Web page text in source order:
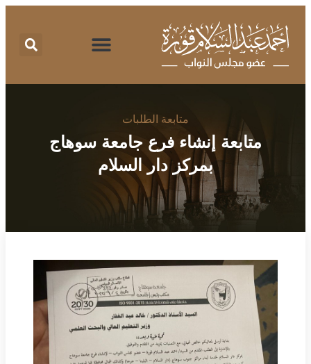
متابعة الطلبات
متابعة إنشاء فرع جامعة سوهاج
بمركز دار السلام